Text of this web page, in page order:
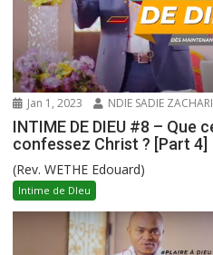
Jan 1, 2023 NDIE SADIE
INTIME DE DIEU #8 – Que
confessez Christ ? [Part 4]
(Rev. WETHE Edouard)
Intime de DIeu